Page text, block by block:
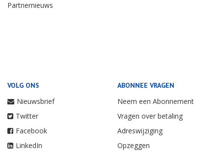
Partnernieuws
VOLG ONS
Nieuwsbrief
Twitter
Facebook
LinkedIn
ABONNEE VRAGEN
Neem een Abonnement
Vragen over betaling
Adreswijziging
Opzeggen